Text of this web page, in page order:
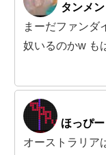
タンメン
まーだファンダ
奴いるのかw も
ほっぴー
オーストラリア